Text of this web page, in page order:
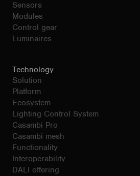
Sensors
Modules
Control gear
Luminaires
Technology
Solution
Platform
Ecosystem
Lighting Control System
Casambi Pro
Casambi mesh
Functionality
Interoperability
DALI offering